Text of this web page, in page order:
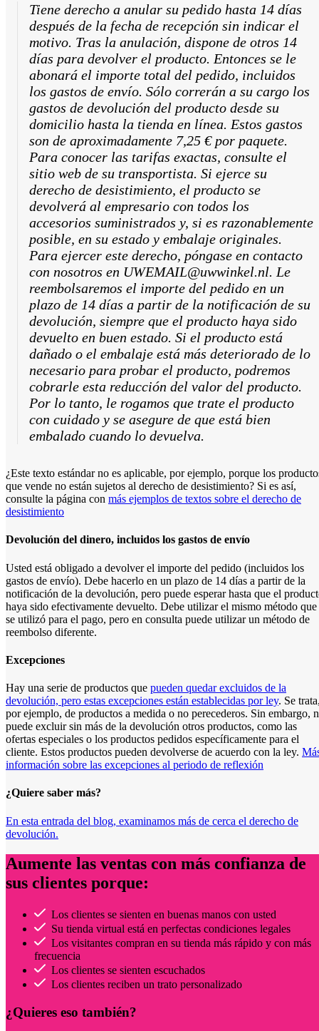
Tiene derecho a anular su pedido hasta 14 días
después de la fecha de recepción sin indicar el
motivo. Tras la anulación, dispone de otros 14
días para devolver el producto. Entonces se le
abonará el importe total del pedido, incluidos
los gastos de envío. Sólo correrán a su cargo los
gastos de devolución del producto desde su
domicilio hasta la tienda en línea. Estos gastos
son de aproximadamente 7,25 € por paquete.
Para conocer las tarifas exactas, consulte el
sitio web de su transportista. Si ejerce su
derecho de desistimiento, el producto se
devolverá al empresario con todos los
accesorios suministrados y, si es razonablemente
posible, en su estado y embalaje originales.
Para ejercer este derecho, póngase en contacto
con nosotros en UWEMAIL@uwwinkel.nl. Le
reembolsaremos el importe del pedido en un
plazo de 14 días a partir de la notificación de su
devolución, siempre que el producto haya sido
devuelto en buen estado. Si el producto está
dañado o el embalaje está más deteriorado de lo
necesario para probar el producto, podremos
cobrarle esta reducción del valor del producto.
Por lo tanto, le rogamos que trate el producto
con cuidado y se asegure de que está bien
embalado cuando lo devuelva.
¿Este texto estándar no es aplicable, por ejemplo, porque los
que vende no están sujetos al derecho de desistimiento? Si es así,
consulte la página con más ejemplos de textos sobre el derecho de
desistimiento
Devolución del dinero, incluidos los gastos de envío
Usted está obligado a devolver el importe del pedido (incluidos los
gastos de envío). Debe hacerlo en un plazo de 14 días a partir de la
notificación de la devolución, pero puede esperar hasta que el
haya sido efectivamente devuelto. Debe utilizar el mismo método que
se utilizó para el pago, pero en consulta puede utilizar un método de
reembolso diferente.
Excepciones
Hay una serie de productos que pueden quedar excluidos de la
devolución, pero estas excepciones están establecidas por ley. Se
por ejemplo, de productos a medida o no perecederos. Sin embargo,
puede excluir sin más de la devolución otros productos, como las
ofertas especiales o los productos pedidos específicamente para el
cliente. Estos productos pueden devolverse de acuerdo con la ley.
información sobre las excepciones al periodo de reflexión
¿Quiere saber más?
En esta entrada del blog, examinamos más de cerca el derecho de
devolución.
Aumente las ventas con más confianza de
sus clientes porque:
Los clientes se sienten en buenas manos con usted
Su tienda virtual está en perfectas condiciones legales
Los visitantes compran en su tienda más rápido y con más
frecuencia
Los clientes se sienten escuchados
Los clientes reciben un trato personalizado
¿Quieres eso también?